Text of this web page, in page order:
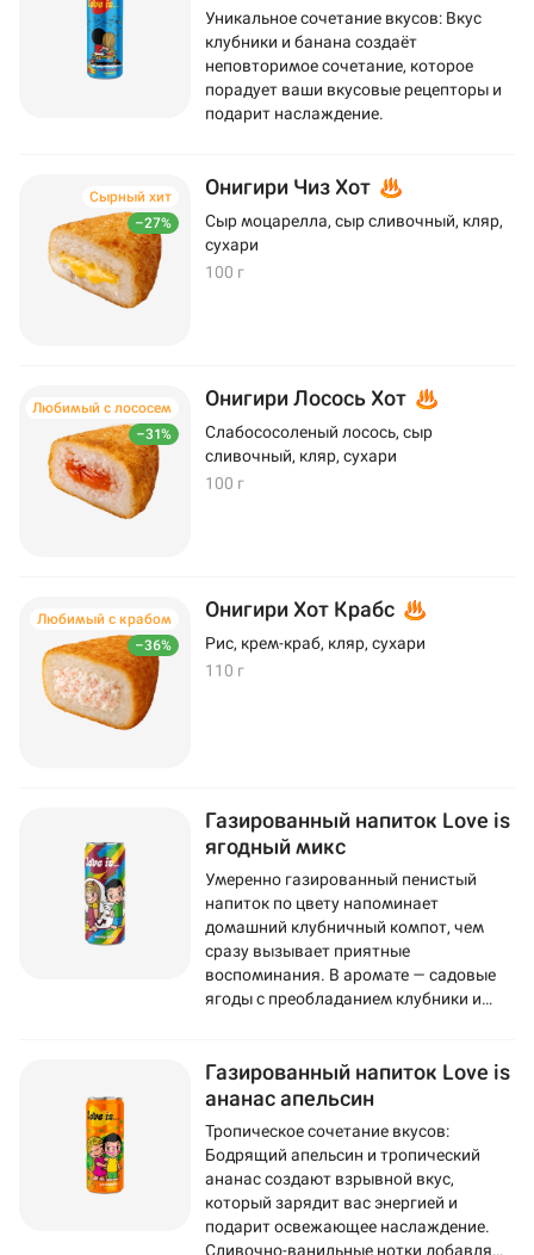
Уникальное сочетание вкусов: Вкус
клубники и банана создаёт
неповторимое сочетание, которое
порадует ваши вкусовые рецепторы и
подарит наслаждение.
–27%
Сырный хит Онигири Чиз Хот
Сыр моцарелла, сыр сливочный, кляр,
сухари
100 г
–31%
Любимый с лососем Онигири Лосось Хот
Слабососоленый лосось, сыр
сливочный, кляр, сухари
100 г
–36%
Любимый с крабом Онигири Хот Крабс
Рис, крем-краб, кляр, сухари
110 г
Газированный напиток Love is
ягодный микс
Умеренно газированный пенистый
напиток по цвету напоминает
домашний клубничный компот, чем
сразу вызывает приятные
воспоминания. В аромате — садовые
ягоды с преобладанием клубники и
популярную жвачку Love Is.
Газированный напиток Love is
ананас апельсин
Тропическое сочетание вкусов:
Бодрящий апельсин и тропический
ананас создают взрывной вкус,
который зарядит вас энергией и
подарит освежающее наслаждение.
Сливочно-ванильные нотки добавляют